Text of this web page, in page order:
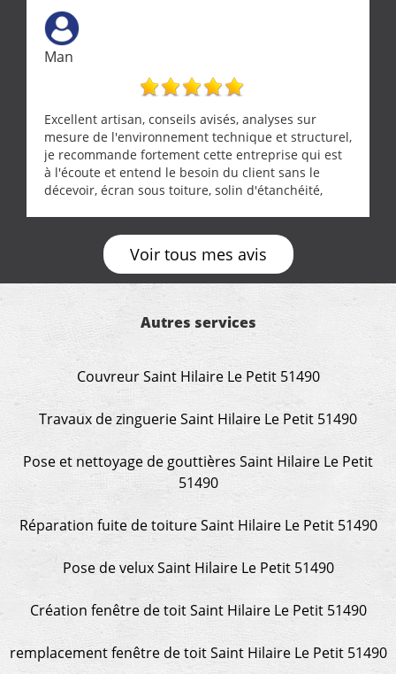
Man
Excellent artisan, conseils avisés, analyses sur
mesure de l'environnement technique et structurel,
je recommande fortement cette entreprise qui est
à l'écoute et entend le besoin du client sans le
décevoir, écran sous toiture, solin d'étanchéité,
œuvre sans besoin d'y revenir. confiance assurée.
Voir tous mes avis
Autres services
Couvreur Saint Hilaire Le Petit 51490
Travaux de zinguerie Saint Hilaire Le Petit 51490
Pose et nettoyage de gouttières Saint Hilaire Le Petit
51490
Réparation fuite de toiture Saint Hilaire Le Petit 51490
Pose de velux Saint Hilaire Le Petit 51490
Création fenêtre de toit Saint Hilaire Le Petit 51490
remplacement fenêtre de toit Saint Hilaire Le Petit 51490